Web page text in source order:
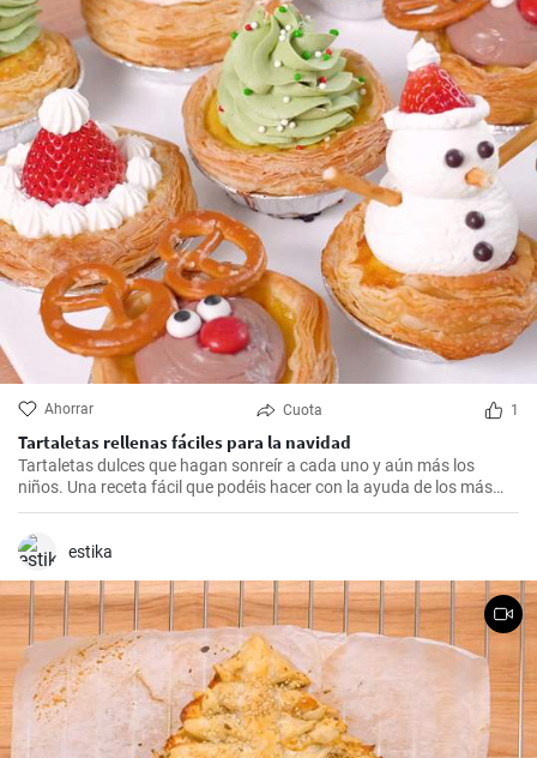
Ahorrar Cuota 1
Tartaletas rellenas fáciles para la navidad
Tartaletas dulces que hagan sonreír a cada uno y aún más los
niños. Una receta fácil que podéis hacer con la ayuda de los más
pequeños y disfrutar así los momentos mágicos de la Navidad.
estika